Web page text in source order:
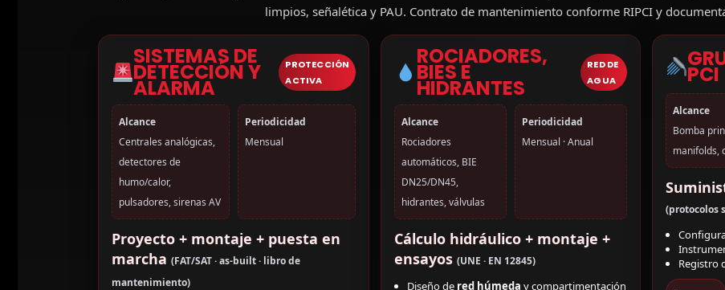
limpios, señalética y PAU. Contrato de mantenimiento conforme RIPCI y
SISTEMAS DE
DETECCIÓN Y
ALARMA
PROTECCIÓN
ACTIVA
Alcance
Centrales analógicas,
detectores de
humo/calor,
pulsadores, sirenas AV
Periodicidad
Mensual
Proyecto + montaje + puesta en
marcha (FAT/SAT · as-built · libro de
mantenimiento)
ROCIADORES,
BIES E
HIDRANTES
RED DE
AGUA
Alcance
Rociadores
automáticos, BIE
DN25/DN45,
hidrantes, válvulas
Periodicidad
Mensual · Anual
Cálculo hidráulico + montaje +
ensayos(UNE · EN 12845)
Diseño de red húmeda y compartimentación
PCI
Alcance
Bomba
manifolds,
(protocolos
Registro